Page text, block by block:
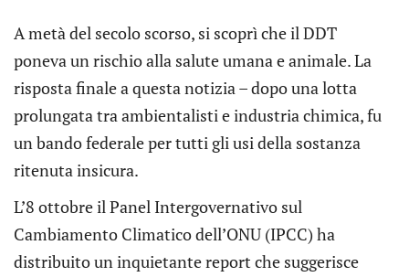
A metà del secolo scorso, si scoprì che il DDT
poneva un rischio alla salute umana e animale. La
risposta finale a questa notizia – dopo una lotta
prolungata tra ambientalisti e industria chimica, fu
un bando federale per tutti gli usi della sostanza
ritenuta insicura.
L’8 ottobre il Panel Intergovernativo sul
Cambiamento Climatico dell’ONU (IPCC) ha
distribuito un inquietante report che suggerisce